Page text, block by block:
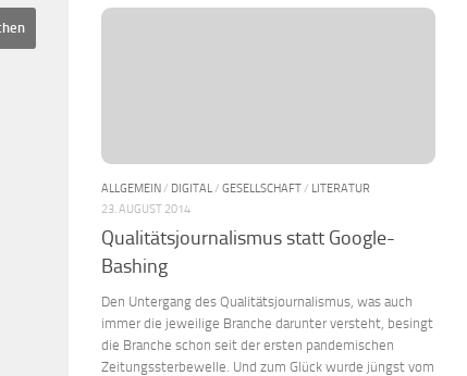
ALLGEMEIN/ DIGITAL/ GESELLSCHAFT/ LITERATUR
23. AUGUST 2014
Qualitätsjournalismus statt Google-
Bashing
Den Untergang des Qualitätsjournalismus, was auch
immer die jeweilige Branche darunter versteht, besingt
die Branche schon seit der ersten pandemischen
Zeitungssterbewelle. Und zum Glück wurde jüngst vom